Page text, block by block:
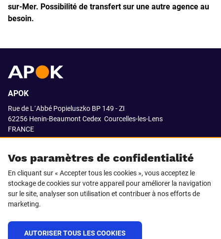
sur-Mer. Possibilité de transfert sur une autre agence au
besoin.
Vos paramètres de confidentialité
En cliquant sur « Accepter tous les cookies », vous acceptez le
stockage de cookies sur votre appareil pour améliorer la navigation
sur le site, analyser son utilisation et contribuer à nos efforts de
marketing.
AUTORISER TOUS LES COOKIES
APOK
Rue de L´Abbé Popieluszko BP 149 - ZI
62256 Henin-Beaumont Cedex Courcelles-les-Lens
FRANCE
SUIVEZ-NOUS SUR